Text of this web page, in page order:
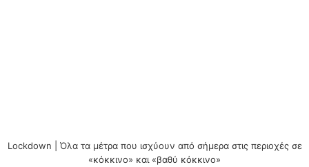
Lockdown | Όλα τα μέτρα που ισχύουν από σήμερα στις περιοχές σε
«κόκκινο» και «βαθύ κόκκινο»